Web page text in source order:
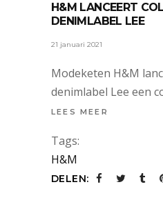
H&M LANCEERT
DENIMLABEL LEE
21 januari 2021
Modeketen H&M
denimlabel Lee een
LEES MEER
Tags:
H&M
DELEN: